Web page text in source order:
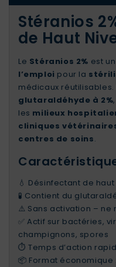
Stéranios
de Haut
Le Stéranios 2% est un
l’emploi pour la
médicaux
glutaraldéhyde à 2%
les milieux
cliniques
centres de soins.
💧 Désinfectant de
🧪 Contient du
⚠️ Sans activation – ne
✅ Actif sur bactéries,
champignons, spores
⏱️ Temps d’action
📦 Format économique